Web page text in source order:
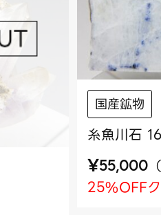
国産鉱物
糸魚川石
¥55,000 （
25%OFF